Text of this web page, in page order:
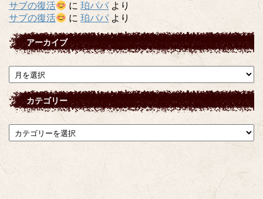
サブの復活
に珀パパ より
サブの復活
に珀パパより
アーカイブ
ア
ー
カ
イ
カテゴリー
テ